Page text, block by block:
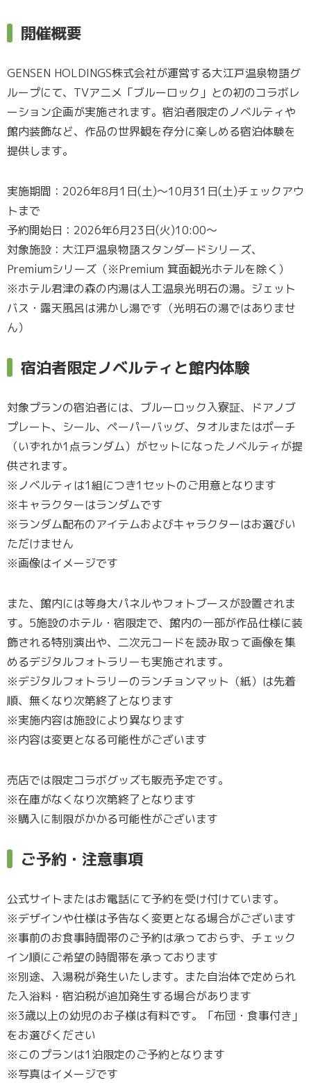
開催概要
GENSEN HOLDINGS株式会社が運営する大江戸温泉物語グ
ループにて、TVアニメ「ブルーロック」との初のコラボレ
ーション企画が実施されます。宿泊者限定のノベルティや
館内装飾など、作品の世界観を存分に楽しめる宿泊体験を
提供します。
実施期間：2026年8月1日(土)〜10月31日(土)チェックアウ
トまで
予約開始日：2026年6月23日(火)10:00〜
対象施設：大江戸温泉物語スタンダードシリーズ、
Premiumシリーズ（※Premium 箕面観光ホテルを除く）
※ホテル君津の森の内湯は人工温泉光明石の湯。ジェット
バス・露天風呂は沸かし湯です（光明石の湯ではありませ
ん）
宿泊者限定ノベルティと館内体験
対象プランの宿泊者には、ブルーロック入寮証、ドアノブ
プレート、シール、ペーパーバッグ、タオルまたはポーチ
（いずれか1点ランダム）がセットになったノベルティが提
供されます。
※ノベルティは1組につき1セットのご用意となります
※キャラクターはランダムです
※ランダム配布のアイテムおよびキャラクターはお選びい
ただけません
※画像はイメージです
また、館内には等身大パネルやフォトブースが設置されま
す。5施設のホテル・宿限定で、館内の一部が作品仕様に装
飾される特別演出や、二次元コードを読み取って画像を集
めるデジタルフォトラリーも実施されます。
※デジタルフォトラリーのランチョンマット（紙）は先着
順、無くなり次第終了となります
※実施内容は施設により異なります
※内容は変更となる可能性がございます
売店では限定コラボグッズも販売予定です。
※在庫がなくなり次第終了となります
※購入に制限がかかる可能性がございます
ご予約・注意事項
公式サイトまたはお電話にて予約を受け付けています。
※デザインや仕様は予告なく変更となる場合がございます
※事前のお食事時間帯のご予約は承っておらず、チェック
イン順にご希望の時間帯を承っております
※別途、入湯税が発生いたします。また自治体で定められ
た入浴料・宿泊税が追加発生する場合があります
※3歳以上の幼児のお子様は有料です。「布団・食事付き」
をお選びください
※このプランは1泊限定のご予約となります
※写真はイメージです